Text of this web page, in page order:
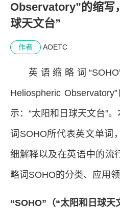
Observatory”的缩写
球天文台”
作者 AOETC
英语缩略词
Heliospheric
示：“太阳和日球天文台”
词SOHO所代表英文单词
细解释以及在英语中的流
略词SOHO的分类、应用
“SOHO”（“太阳和日球天